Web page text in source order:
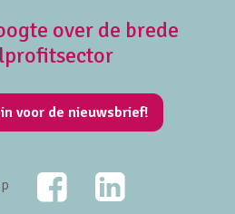
over de brede
voor de nieuwsbrief!
FacebookLinkedIn